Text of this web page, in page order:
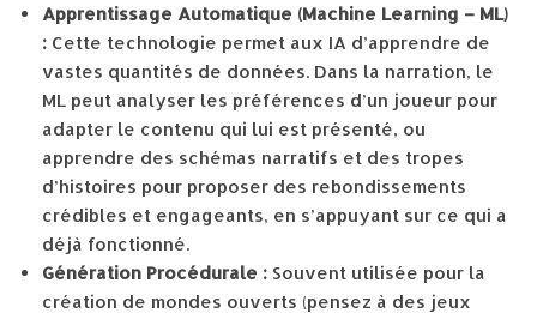
Apprentissage Automatique (Machine Learning – ML)
: Cette technologie permet aux IA d’apprendre de
vastes quantités de données. Dans la narration, le
ML peut analyser les préférences d’un joueur pour
adapter le contenu qui lui est présenté, ou
apprendre des schémas narratifs et des tropes
d’histoires pour proposer des rebondissements
crédibles et engageants, en s’appuyant sur ce qui a
déjà fonctionné.
Génération Procédurale : Souvent utilisée pour la
création de mondes ouverts (pensez à des jeux